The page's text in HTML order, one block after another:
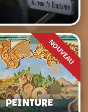
Peinture